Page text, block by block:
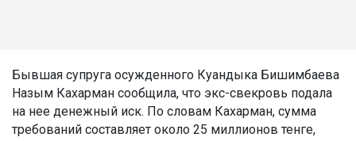
Бывшая супруга осужденного Куандыка Бишимбаева
Назым Кахарман сообщила, что экс-свекровь подала
на нее денежный иск. По словам Кахарман, сумма
требований составляет около 25 миллионов тенге,